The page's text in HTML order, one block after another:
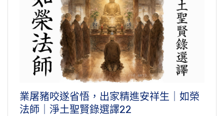
業屠豬咬遂省悟，出家精進安祥生｜如榮
法師｜淨土聖賢錄選譯22